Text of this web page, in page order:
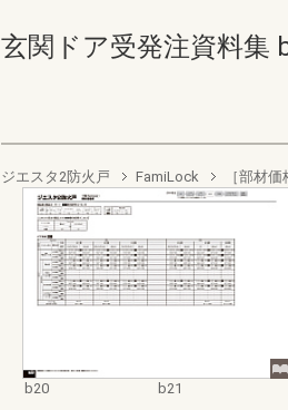
玄関ドア受発注資料集
ジエスタ2防火戸 FamiLock ［部材
b20 b21